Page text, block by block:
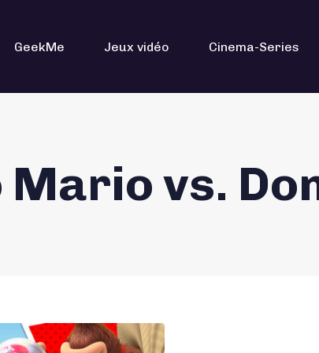
GeekMe Jeux vidéo Cinema-Series
vs.